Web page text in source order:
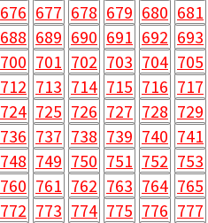
676 677 678 679 680 681
688 689 690 691 692 693
700 701 702 703 704 705
712 713 714 715 716 717
724 725 726 727 728 729
736 737 738 739 740 741
748 749 750 751 752 753
760 761 762 763 764 765
772 773 774 775 776 777